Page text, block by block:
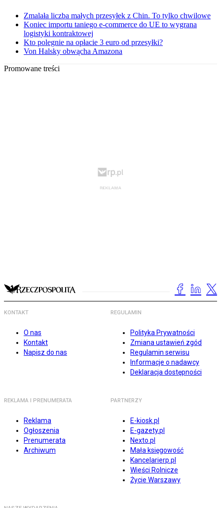
Zmalała liczba małych przesyłek z Chin. To tylko chwilowe
Koniec importu taniego e-commerce do UE to wygrana
logistyki kontraktowej
Kto polegnie na opłacie 3 euro od przesyłki?
Von Halsky obwącha Amazona
Promowane treści
KONTAKT
O nas
Kontakt
Napisz do nas
REGULAMIN
Polityka Prywatności
Zmiana ustawień zgód
Regulamin serwisu
Informacje o nadawcy
Deklaracja dostępności
REKLAMA I PRENUMERATA
Reklama
Ogłoszenia
Prenumerata
Archiwum
PARTNERZY
E-kiosk.pl
E-gazety.pl
Nexto.pl
Mała księgowość
Kancelarierp.pl
Wieści Rolnicze
Życie Warszawy